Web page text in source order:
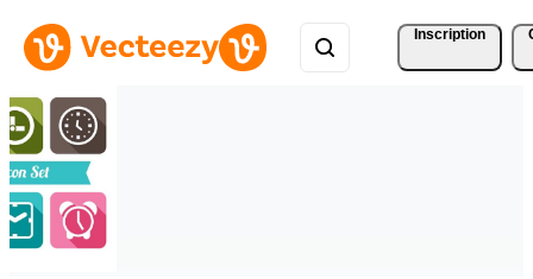
Inscription